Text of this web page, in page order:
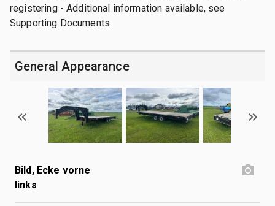
registering - Additional information available, see
Supporting Documents
General Appearance
Bild, Ecke vorne
links